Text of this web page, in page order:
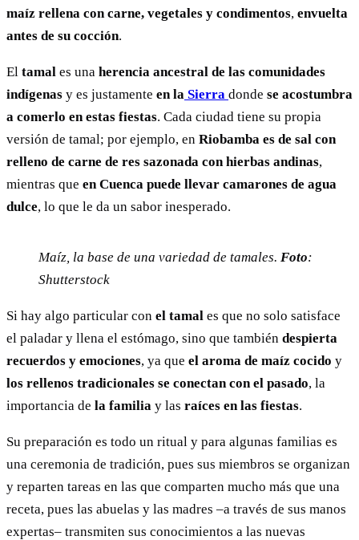
maíz rellena con carne, vegetales y condimentos, envuelta
antes de su cocción.
El tamal es una herencia ancestral de las comunidades
indígenas y es justamente en la Sierra donde se acostumbra
a comerlo en estas fiestas. Cada ciudad tiene su propia
versión de tamal; por ejemplo, en Riobamba es de sal con
relleno de carne de res sazonada con hierbas andinas,
mientras que en Cuenca puede llevar camarones de agua
dulce, lo que le da un sabor inesperado.
Maíz, la base de una variedad de tamales. Foto:
Shutterstock
Si hay algo particular con el tamal es que no solo satisface
el paladar y llena el estómago, sino que también despierta
recuerdos y emociones, ya que el aroma de maíz cocido y
los rellenos tradicionales se conectan con el pasado, la
importancia de la familia y las raíces en las fiestas.
Su preparación es todo un ritual y para algunas familias es
una ceremonia de tradición, pues sus miembros se organizan
y reparten tareas en las que comparten mucho más que una
receta, pues las abuelas y las madres –a través de sus manos
expertas– transmiten sus conocimientos a las nuevas